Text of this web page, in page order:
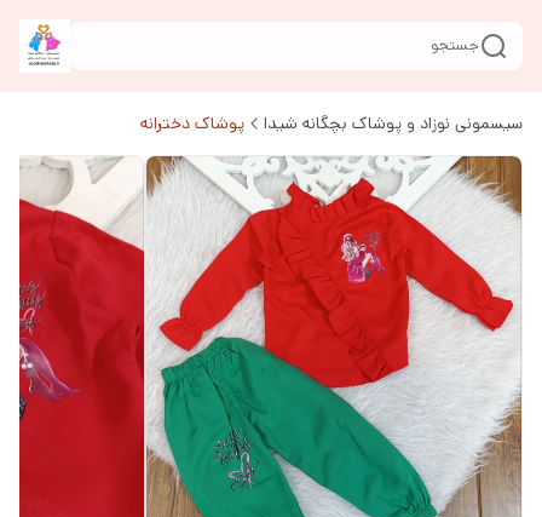
جستجو
سیسمونی نوزاد و پوشاک بچگانه شیدا پوشاک دخترانه